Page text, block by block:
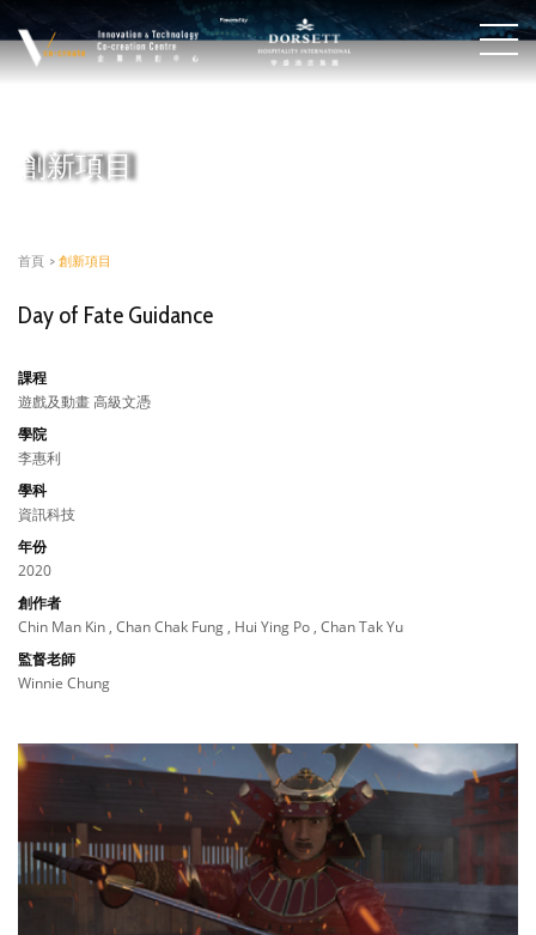
創新項目
首頁 > 創新項目
Day of Fate Guidance
課程
遊戲及動畫 高級文憑
學院
李惠利
學科
資訊科技
年份
2020
創作者
Chin Man Kin , Chan Chak Fung , Hui Ying Po , Chan Tak Yu
監督老師
Winnie Chung